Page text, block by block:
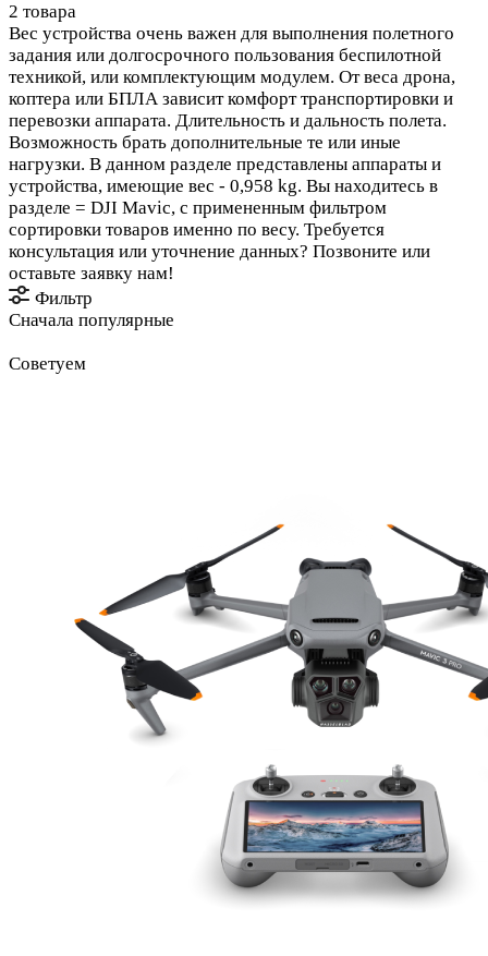
2 товара
Вес устройства очень важен для выполнения полетного
задания или долгосрочного пользования беспилотной
техникой, или комплектующим модулем. От веса дрона,
коптера или БПЛА зависит комфорт транспортировки и
перевозки аппарата. Длительность и дальность полета.
Возможность брать дополнительные те или иные
нагрузки. В данном разделе представлены аппараты и
устройства, имеющие вес - 0,958 kg. Вы находитесь в
разделе = DJI Mavic, с примененным фильтром
сортировки товаров именно по весу. Требуется
консультация или уточнение данных? Позвоните или
оставьте заявку нам!
Фильтр
Сначала популярные
Советуем